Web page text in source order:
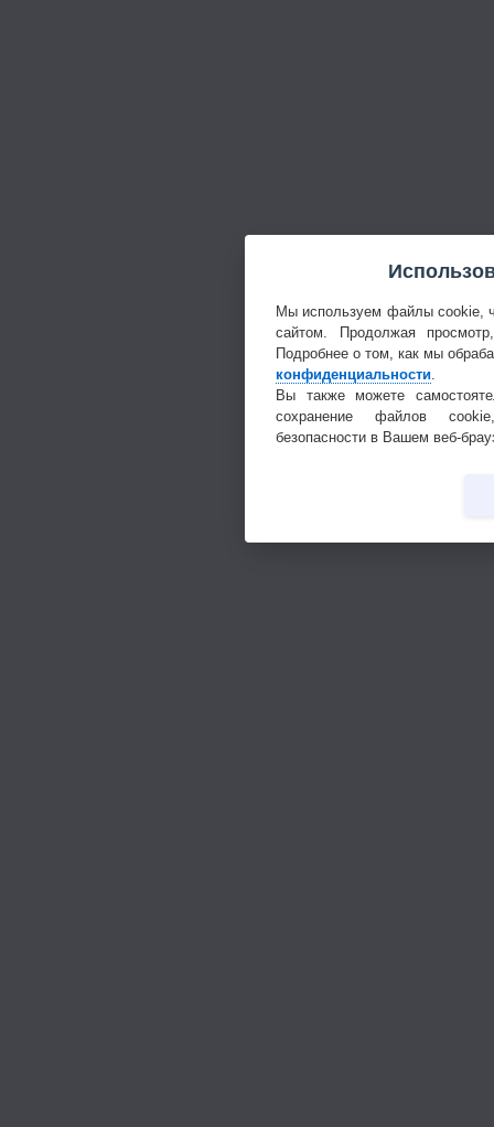
Мы используем файлы cookie,
сайтом. Продолжая
Подробнее о том, как мы
конфиденциальности
Вы также можете
сохранение файлов
безопасности в Вашем веб-